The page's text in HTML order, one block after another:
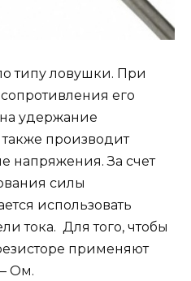
типу ловушки. При
его
удержание
также производит
напряжения. За счет
силы
использовать
тока. Для того, чтобы
применяют
Ом.